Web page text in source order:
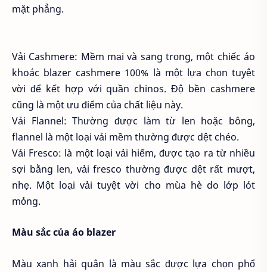
mặt phẳng.
Vải Cashmere: Mềm mại và sang trọng, một chiếc áo
khoác blazer cashmere 100% là một lựa chọn tuyệt
vời để kết hợp với quần chinos. Độ bền cashmere
cũng là một ưu điểm của chất liệu này.
Vải Flannel: Thường được làm từ len hoặc bông,
flannel là một loại vải mềm thường được dệt chéo.
Vải Fresco: là một loại vải hiếm, được tạo ra từ nhiều
sợi bằng len, vải fresco thường được dệt rất mượt,
nhẹ. Một loại vải tuyệt vời cho mùa hè do lớp lót
mỏng.
Màu sắc của áo blazer
Màu xanh hải quân là màu sắc được lựa chọn phổ